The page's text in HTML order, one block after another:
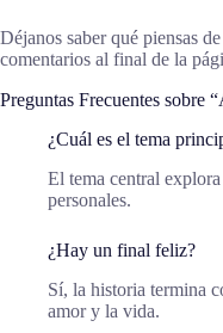
Déjanos saber qué piensas
comentarios al final de la
Preguntas Frecuentes sobre
¿Cuál es el tema
El tema central
personales.
¿Hay un final feliz?
Sí, la historia termina
amor y la vida.